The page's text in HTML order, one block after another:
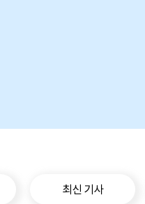
최신 기사